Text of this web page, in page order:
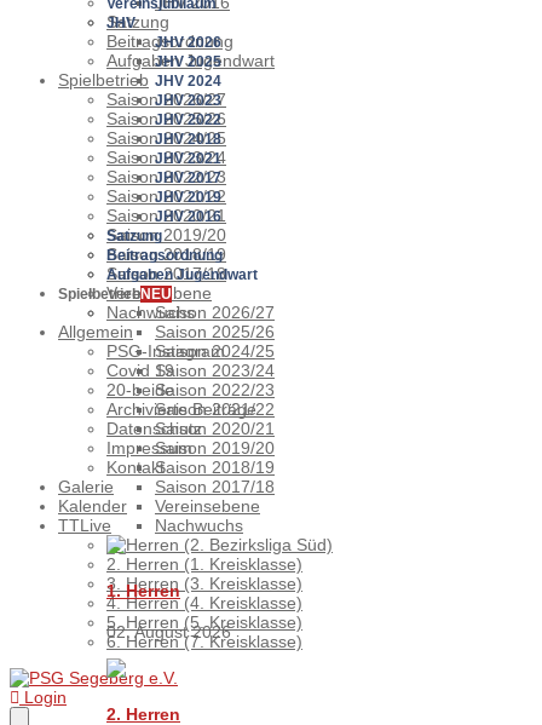
Satzung
Beitragsordnung
Aufgaben Jugendwart
Spielbetrieb
Saison 2026/27
Saison 2025/26
Saison 2024/25
Saison 2023/24
Saison 2022/23
Saison 2021/22
Saison 2020/21
Saison 2019/20
Saison 2018/19
Saison 2017/18
Vereinsebene
Nachwuchs
Allgemein
PSG-Instagram
Covid 19
20-beide
Archivierte Beiträge
Datenschutz
Impressum
Kontakt
Galerie
Kalender
TTLive
1. Herren (2. Bezirksliga Süd)
2. Herren (1. Kreisklasse)
3. Herren (3. Kreisklasse)
4. Herren (4. Kreisklasse)
5. Herren (5. Kreisklasse)
6. Herren (7. Kreisklasse)
Login
Vereinsjubiläum
JHV
JHV 2026
JHV 2025
JHV 2024
JHV 2023
JHV 2022
JHV 2018
JHV 2021
JHV 2017
JHV 2019
JHV 2016
Satzung
Beitragsordnung
Aufgaben Jugendwart
SpielbetriebNEU
Saison 2026/27
Saison 2025/26
Saison 2024/25
Saison 2023/24
Saison 2022/23
Saison 2021/22
Saison 2020/21
Saison 2019/20
Saison 2018/19
Saison 2017/18
Vereinsebene
Nachwuchs
1. Herren
02. August 2026
2. Herren